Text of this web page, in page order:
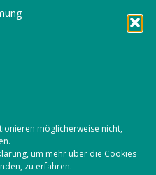
möglicherweise nicht,
, um mehr über die Cookies
zu erfahren.